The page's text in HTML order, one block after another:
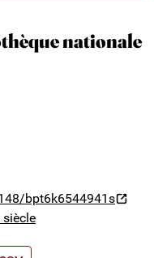
nationale
bpt6k6544941s
siècle